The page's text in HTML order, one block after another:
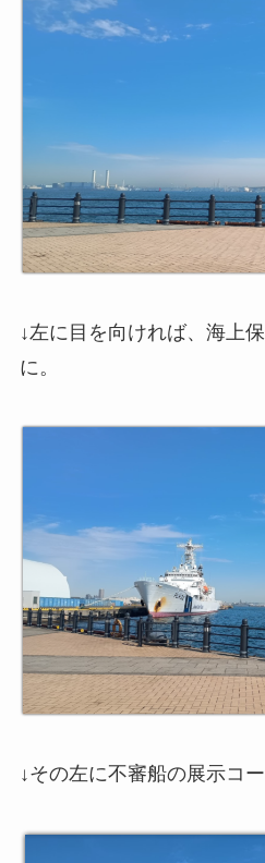
↓左に目を向ければ、海上
に。
↓その左に不審船の展示コ